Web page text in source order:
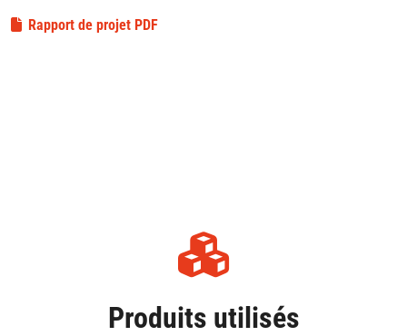
Rapport de projet PDF
Produits utilisés